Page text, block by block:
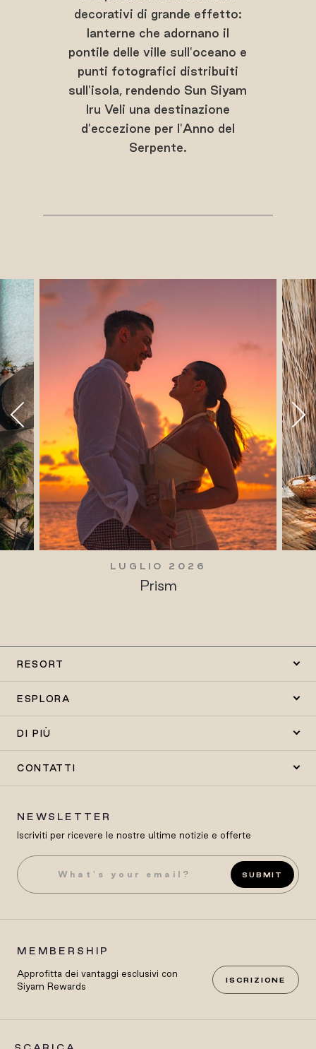
decorativi di grande effetto:
lanterne che adornano il
pontile delle ville sull'oceano e
punti fotografici distribuiti
sull'isola, rendendo Sun Siyam
Iru Veli una destinazione
d'eccezione per l'Anno del
Serpente.
RESORT
ESPLORA
DI PIÙ
CONTATTI
NEWSLETTER
Iscriviti per ricevere le nostre ultime notizie e offerte
SUBMIT
MEMBERSHIP
Approfitta dei vantaggi esclusivi con
Siyam Rewards
ISCRIZIONE